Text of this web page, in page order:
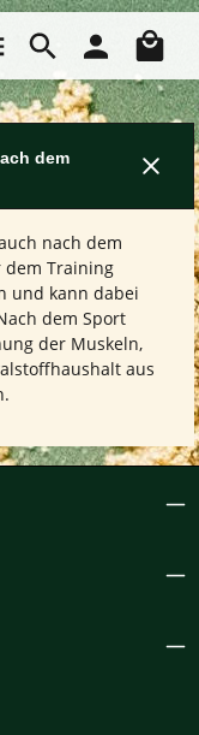
dem
nach dem
dem Training
und kann dabei
dem Sport
der Muskeln,
aus